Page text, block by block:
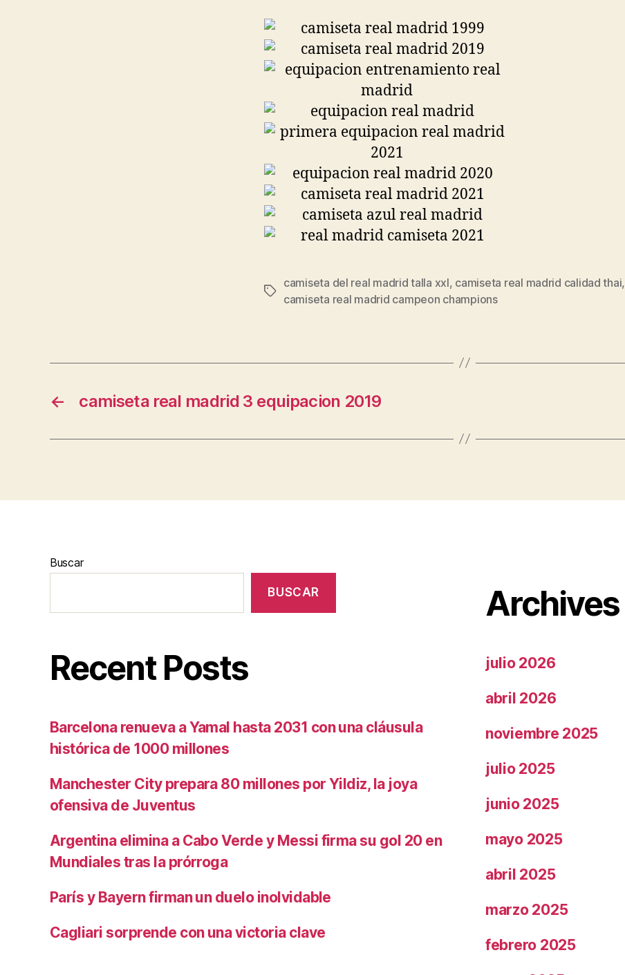
Etiquetas
camiseta del real madrid talla xxl, camiseta real madrid calidad thai,
camiseta real madrid campeon champions
← camiseta real madrid 3 equipacion 2019
Buscar
BUSCAR
Recent Posts
Barcelona renueva a Yamal hasta 2031 con una cláusula
histórica de 1000 millones
Manchester City prepara 80 millones por Yildiz, la joya
ofensiva de Juventus
Argentina elimina a Cabo Verde y Messi firma su gol 20 en
Mundiales tras la prórroga
París y Bayern firman un duelo inolvidable
Cagliari sorprende con una victoria clave
Archives
julio 2026
abril 2026
noviembre 2025
julio 2025
junio 2025
mayo 2025
abril 2025
marzo 2025
febrero 2025